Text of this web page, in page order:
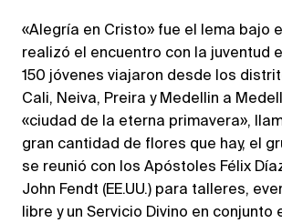
«Alegría en Cristo» fue el lema bajo
realizó el encuentro con la juventud
150 jóvenes viajaron desde los
Cali, Neiva, Preira y Medellin a
«ciudad de la eterna primavera»,
gran cantidad de flores que hay, el
se reunió con los Apóstoles Félix
John Fendt (EE.UU.) para talleres,
libre y un Servicio Divino en conjunto